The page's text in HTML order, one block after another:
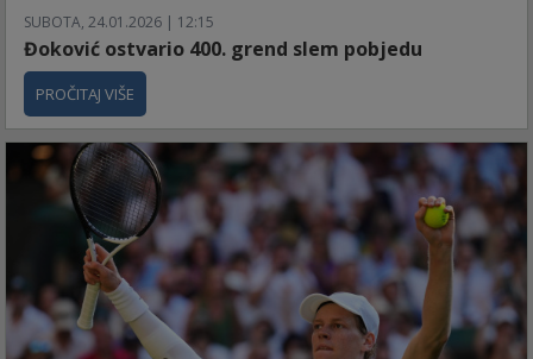
SUBOTA, 24.01.2026 | 12:15
Đoković ostvario 400. grend slem pobjedu
PROČITAJ VIŠE